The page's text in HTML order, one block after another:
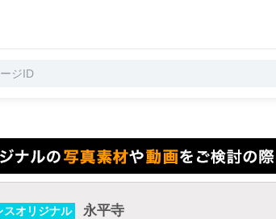
スオリジナル 永平寺